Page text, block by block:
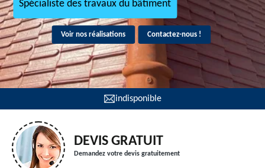
Spécialiste des travaux du bâtiment
Voir nos réalisations Contactez-nous !
indisponible
DEVIS GRATUIT
Demandez votre devis gratuitement